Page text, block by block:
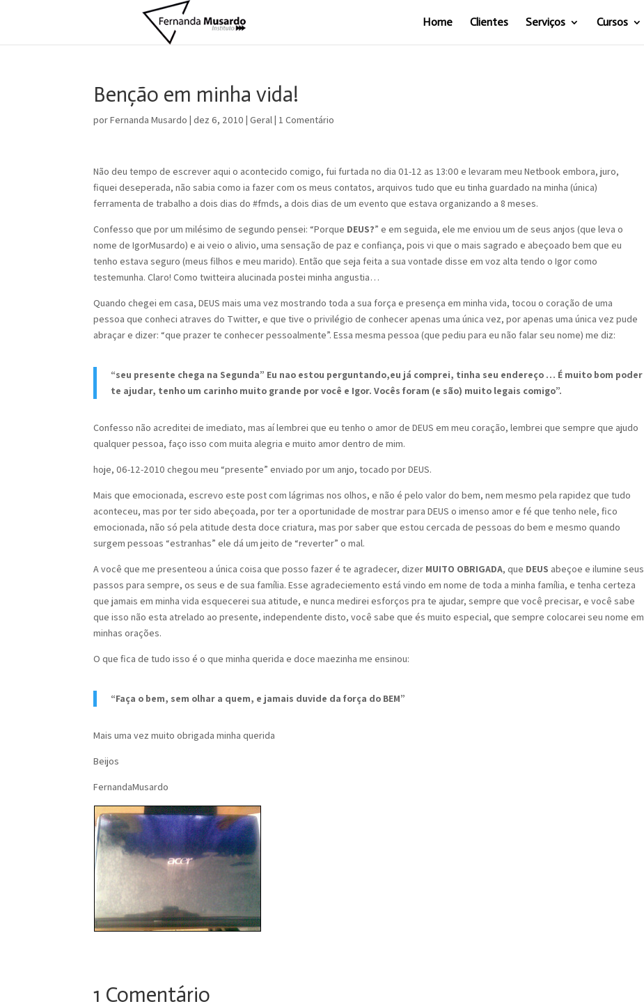
Home Clientes Serviços Cursos
Benção em minha vida!
porFernanda Musardo |dez 6, 2010 |Geral| 1 Comentário
Não deu tempo de escrever aqui o acontecido comigo, fui furtada no dia 01-12 as 13:00 e levaram meu Netbook embora, juro,
fiquei deseperada, não sabia como ia fazer com os meus contatos, arquivos tudo que eu tinha guardado na minha (única)
ferramenta de trabalho a dois dias do #fmds, a dois dias de um evento que estava organizando a 8 meses.
Confesso que por um milésimo de segundo pensei: “Porque DEUS?” e em seguida, ele me enviou um de seus anjos (que leva o
nome de IgorMusardo) e ai veio o alivio, uma sensação de paz e confiança, pois vi que o mais sagrado e abeçoado bem que eu
tenho estava seguro (meus filhos e meu marido). Então que seja feita a sua vontade disse em voz alta tendo o Igor como
testemunha. Claro! Como twitteira alucinada postei minha angustia…
Quando chegei em casa, DEUS mais uma vez mostrando toda a sua força e presença em minha vida, tocou o coração de uma
pessoa que conheci atraves do Twitter, e que tive o privilégio de conhecer apenas uma única vez, por apenas uma única vez pude
abraçar e dizer: “que prazer te conhecer pessoalmente”. Essa mesma pessoa (que pediu para eu não falar seu nome) me diz:
“seu presente chega na Segunda” Eu nao estou perguntando,eu já comprei, tinha seu endereço … É muito bom poder
te ajudar, tenho um carinho muito grande por você e Igor. Vocês foram (e são) muito legais comigo”.
Confesso não acreditei de imediato, mas aí lembrei que eu tenho o amor de DEUS em meu coração, lembrei que sempre que ajudo
qualquer pessoa, faço isso com muita alegria e muito amor dentro de mim.
hoje, 06-12-2010 chegou meu “presente” enviado por um anjo, tocado por DEUS.
Mais que emocionada, escrevo este post com lágrimas nos olhos, e não é pelo valor do bem, nem mesmo pela rapidez que tudo
aconteceu, mas por ter sido abeçoada, por ter a oportunidade de mostrar para DEUS o imenso amor e fé que tenho nele, fico
emocionada, não só pela atitude desta doce criatura, mas por saber que estou cercada de pessoas do bem e mesmo quando
surgem pessoas “estranhas” ele dá um jeito de “reverter” o mal.
A você que me presenteou a única coisa que posso fazer é te agradecer, dizer MUITO OBRIGADA, que DEUS abeçoe e ilumine seus
passos para sempre, os seus e de sua família. Esse agradeciemento está vindo em nome de toda a minha família, e tenha certeza
que jamais em minha vida esquecerei sua atitude, e nunca medirei esforços pra te ajudar, sempre que você precisar, e você sabe
que isso não esta atrelado ao presente, independente disto, você sabe que és muito especial, que sempre colocarei seu nome em
minhas orações.
O que fica de tudo isso é o que minha querida e doce maezinha me ensinou:
“Faça o bem, sem olhar a quem, e jamais duvide da força do BEM”
Mais uma vez muito obrigada minha querida
Beijos
FernandaMusardo
1 Comentário